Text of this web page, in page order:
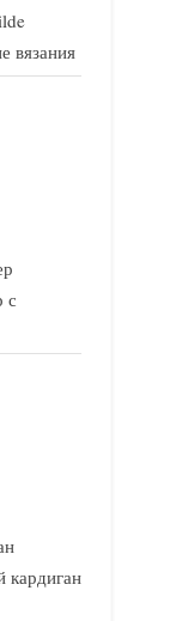
вязания
с